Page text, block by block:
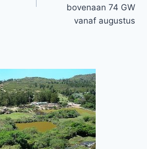
bovenaan 74 GW
vanaf augustus